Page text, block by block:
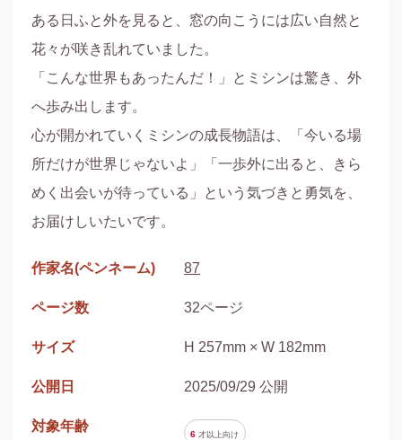
ある日ふと外を見ると、窓の向こうには広い自然と
花々が咲き乱れていました。
「こんな世界もあったんだ！」とミシンは驚き、外
へ歩み出します。
心が開かれていくミシンの成長物語は、「今いる場
所だけが世界じゃないよ」「一歩外に出ると、きら
めく出会いが待っている」という気づきと勇気を、
作家名(ペンネーム) 87
ページ数 32ページ
サイズ H 257mm × W 182mm
公開日 2025/09/29 公開
対象年齢
6 才以上向け